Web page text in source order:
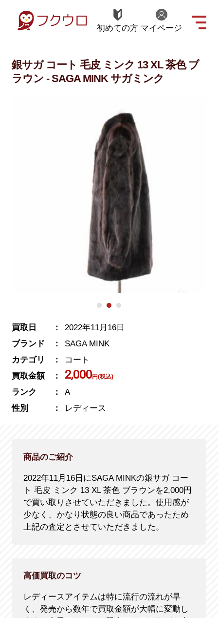
初めての方 マイページ
銀サガ コート 毛皮 ミンク 13 XL 茶色 ブ
ラウン - SAGA MINK サガミンク
買取日
2022年11月16日
ブランド
SAGA MINK
カテゴリ
コート
買取金額
2,000円(税込)
ランク
A
性別
レディース
商品のご紹介
2022年11月16日にSAGA MINKの銀サガ コー
ト 毛皮 ミンク 13 XL 茶色 ブラウンを2,000円
で買い取りさせていただきました。使用感が
少なく、かなり状態の良い商品であったため
上記の査定とさせていただきました。
高価買取のコツ
レディースアイテムは特に流行の流れが早
く、発売から数年で買取金額が大幅に変動し